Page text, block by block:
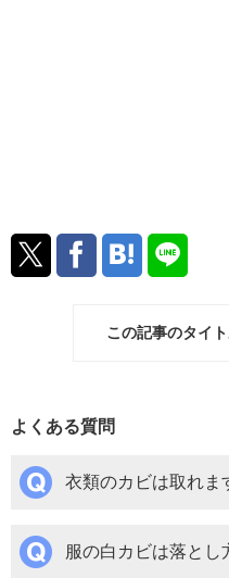
この記事のタイ
よくある質問
衣類のカビは取れま
服の白カビは落とし